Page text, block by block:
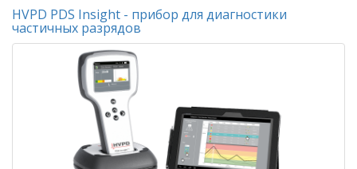
HVPD PDS Insight - прибор для диагностики
частичных разрядов